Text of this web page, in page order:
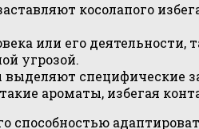
косолапого
или его
угрозой.
специфические
ароматы, избегая
способностью